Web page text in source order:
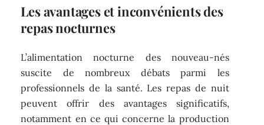
Les avantages et inconvénients des
repas nocturnes
L’alimentation nocturne des nouveau-nés
suscite de nombreux débats parmi les
professionnels de la santé. Les repas de nuit
peuvent offrir des avantages significatifs,
notamment en ce qui concerne la production